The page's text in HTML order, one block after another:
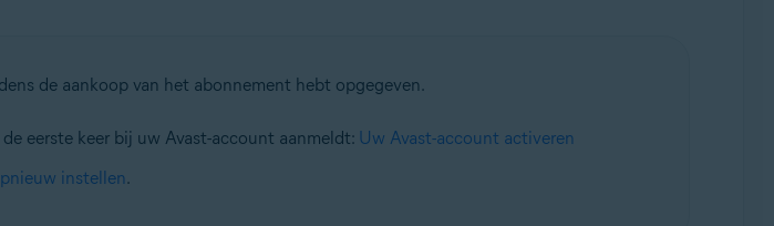
de aankoop van het abonnement hebt opgegeven.
eerste keer bij uw Avast-account aanmeldt: Uw Avast-account activeren
instellen.